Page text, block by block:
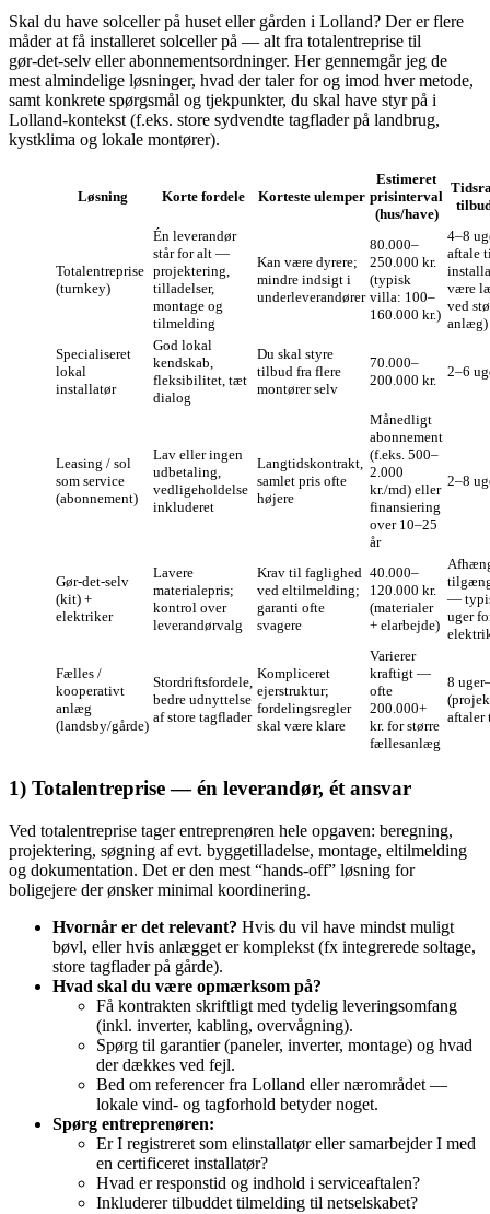
Skal du have solceller på huset eller gården i Lolland? Der er flere
måder at få installeret solceller på — alt fra totalentreprise til
gør‑det‑selv eller abonnementsordninger. Her gennemgår jeg de
mest almindelige løsninger, hvad der taler for og imod hver metode,
samt konkrete spørgsmål og tjekpunkter, du skal have styr på i
Lolland‑kontekst (f.eks. store sydvendte tagflader på landbrug,
kystklima og lokale montører).
Løsning Korte fordele Korteste ulemper
Estimeret
prisinterval
(hus/have)
Totalentreprise
(turnkey)
Én leverandør
står for alt —
projektering,
tilladelser,
montage og
tilmelding
Kan være dyrere;
mindre indsigt i
underleverandører
80.000–
250.000 kr.
(typisk
villa: 100–
160.000 kr.)
4–8
aftale
være
ved
anlæg)
Specialiseret
lokal
installatør
God lokal
kendskab,
fleksibilitet, tæt
dialog
Du skal styre
tilbud fra flere
montører selv
70.000–
200.000 kr.
2–6
Leasing / sol
som service
(abonnement)
Lav eller ingen
udbetaling,
vedligeholdelse
inkluderet
Langtidskontrakt,
samlet pris ofte
højere
Månedligt
abonnement
(f.eks. 500–
2.000
kr./md) eller
finansiering
over 10–25
år
2–8
Gør‑det‑selv
(kit) +
elektriker
Lavere
materialepris;
kontrol over
leverandørvalg
Krav til faglighed
ved eltilmelding;
garanti ofte
svagere
40.000–
120.000 kr.
(materialer
+ elarbejde)
—
uger
Fælles /
kooperativt
anlæg
(landsby/gårde)
Stordriftsfordele,
bedre udnyttelse
af store tagflader
Kompliceret
ejerstruktur;
fordelingsregler
skal være klare
Varierer
kraftigt —
ofte
200.000+
kr. for større
fællesanlæg
8
aftaler
1) Totalentreprise — én leverandør, ét ansvar
Ved totalentreprise tager entreprenøren hele opgaven: beregning,
projektering, søgning af evt. byggetilladelse, montage, eltilmelding
og dokumentation. Det er den mest “hands‑off” løsning for
boligejere der ønsker minimal koordinering.
Hvornår er det relevant? Hvis du vil have mindst muligt
bøvl, eller hvis anlægget er komplekst (fx integrerede soltage,
store tagflader på gårde).
Hvad skal du være opmærksom på?
Få kontrakten skriftligt med tydelig leveringsomfang
(inkl. inverter, kabling, overvågning).
Spørg til garantier (paneler, inverter, montage) og hvad
der dækkes ved fejl.
Bed om referencer fra Lolland eller nærområdet —
lokale vind- og tagforhold betyder noget.
Spørg entreprenøren:
Er I registreret som elinstallatør eller samarbejder I med
en certificeret installatør?
Hvad er responstid og indhold i serviceaftalen?
Inkluderer tilbuddet tilmelding til netselskabet?